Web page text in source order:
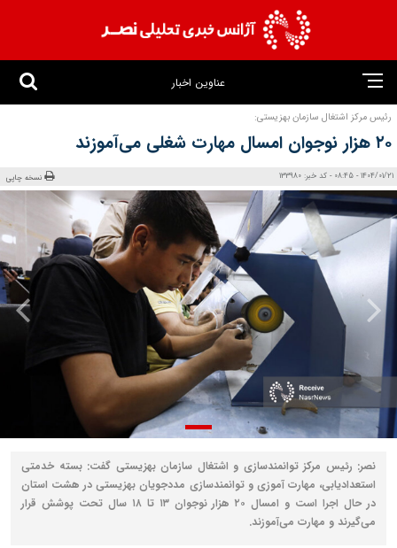
عناوین اخبار
رئیس مرکز اشتغال سازمان بهزیستی:
۲۰ هزار نوجوان امسال مهارت شغلی می‌آموزند
1404/01/21 - 08:45 - کد خبر: 133980 نسخه چاپی
نصر: رئیس مرکز توانمندسازی و اشتغال سازمان بهزیستی گفت: بسته خدمتی
استعدادیابی، مهارت آموزی و توانمندسازی مددجویان بهزیستی در هشت استان
در حال اجرا است و امسال ۲۰ هزار نوجوان ۱۳ تا ۱۸ سال تحت پوشش قرار
می‌گیرند و مهارت می‌آموزند.